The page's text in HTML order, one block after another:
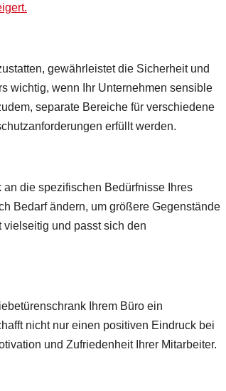
gewährleistet die Sicherheit und
wichtig, wenn Ihr Unternehmen sensible
separate Bereiche für verschiedene
erfüllt werden.
die spezifischen Bedürfnisse Ihres
Bedarf ändern, um größere Gegenstände
und passt sich den
Ihrem Büro ein
nicht nur einen positiven Eindruck bei
und Zufriedenheit Ihrer Mitarbeiter.